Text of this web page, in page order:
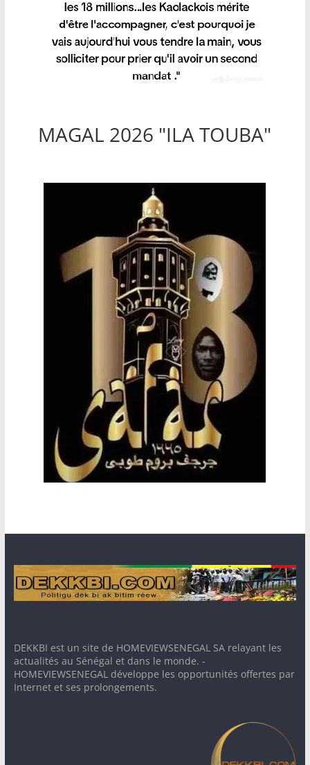
MAGAL 2026 "ILA TOUBA"
DEKKBI est un site de HOMEVIEWSENEGAL SA relayant les
actualités au Sénégal et dans le monde. -
HOMEVIEWSENEGAL développe les opportunités offertes par
Internet et ses prolongements.